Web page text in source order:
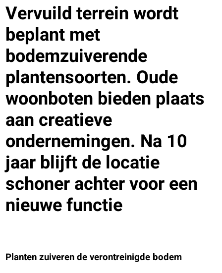
Vervuild terrein wordt
beplant met
bodemzuiverende
plantensoorten. Oude
woonboten bieden plaats
aan creatieve
ondernemingen. Na 10
jaar blijft de locatie
schoner achter voor een
nieuwe functie
Planten zuiveren de verontreinigde bodem